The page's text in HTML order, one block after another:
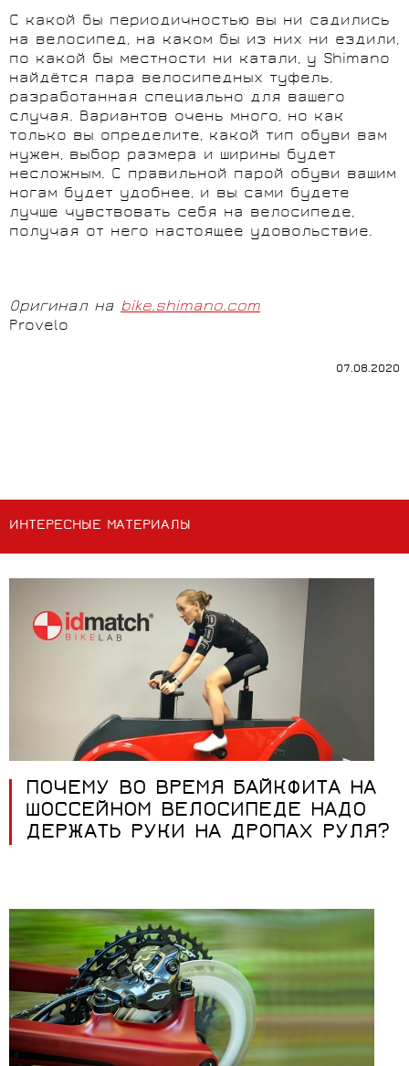
С какой бы периодичностью вы ни садились
на велосипед, на каком бы из них ни ездили,
по какой бы местности ни катали, у Shimano
найдётся пара велосипедных туфель,
разработанная специально для вашего
случая. Вариантов очень много, но как
только вы определите, какой тип обуви вам
нужен, выбор размера и ширины будет
несложным. С правильной парой обуви вашим
ногам будет удобнее, и вы сами будете
лучше чувствовать себя на велосипеде,
получая от него настоящее удовольствие.
Оригинал на bike.shimano.com
Provelo
07.08.2020
ИНТЕРЕСНЫЕ МАТЕРИАЛЫ
ПОЧЕМУ ВО ВРЕМЯ БАЙКФИТА НА
ШОССЕЙНОМ ВЕЛОСИПЕДЕ НАДО
ДЕРЖАТЬ РУКИ НА ДРОПАХ РУЛЯ?